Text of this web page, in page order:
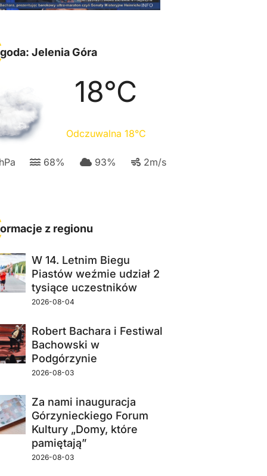
Jelenia Góra
18°C
Odczuwalna 18°C
68% 93% 2m/s
z regionu
W 14. Letnim Biegu
Piastów weźmie udział 2
tysiące uczestników
2026-08-04
Robert Bachara i Festiwal
Bachowski w
Podgórzynie
2026-08-03
Za nami inauguracja
Górzynieckiego Forum
Kultury „Domy, które
pamiętają”
2026-08-03